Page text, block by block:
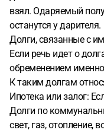
взял. Одаряемый
останутся у дарителя.
Долги, связанные с
Если речь идет о
обременением
К таким долгам
Ипотека или залог:
Долги по
свет, газ, отопление,